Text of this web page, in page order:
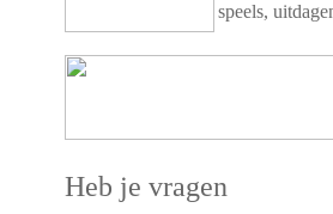
speels,
Heb je vragen